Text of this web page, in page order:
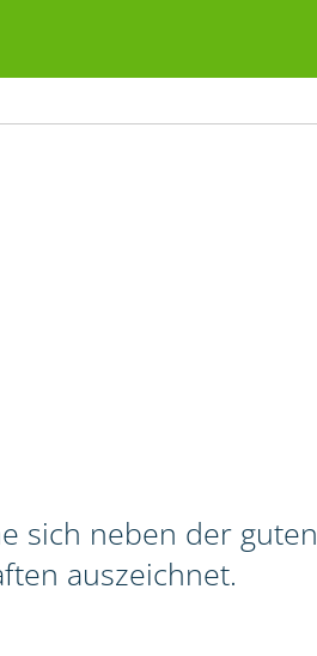
sich neben der guten
auszeichnet.